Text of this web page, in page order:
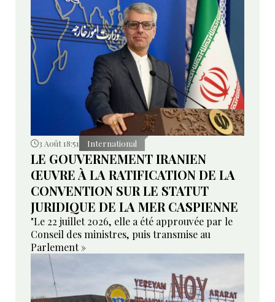
3 Août 18:51 International
LE GOUVERNEMENT IRANIEN
ŒUVRE À LA RATIFICATION DE LA
CONVENTION SUR LE STATUT
JURIDIQUE DE LA MER CASPIENNE
"Le 22 juillet 2026, elle a été approuvée par le
Conseil des ministres, puis transmise au
Parlement »